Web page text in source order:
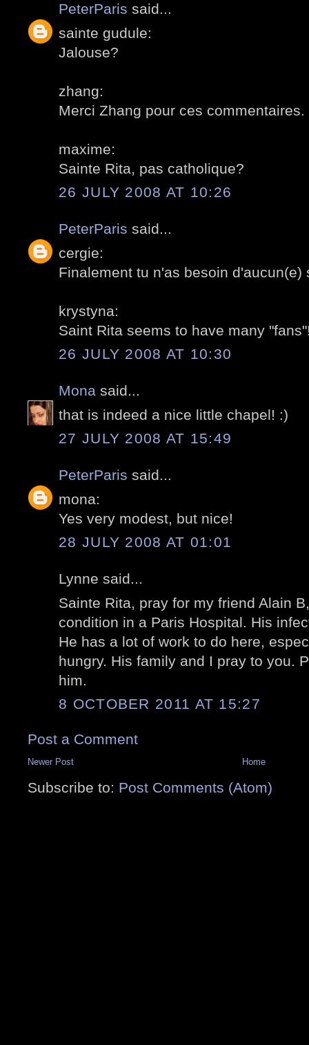
PeterParis said...
sainte gudule:
Jalouse?
zhang:
Merci Zhang pour ces
maxime:
Sainte Rita, pas catholique?
26 JULY 2008 AT 10:26
PeterParis said...
cergie:
Finalement tu n'as besoin d'aucun(e)
krystyna:
Saint Rita seems to have many
26 JULY 2008 AT 10:30
Mona said...
that is indeed a nice little chapel! :)
27 JULY 2008 AT 15:49
PeterParis said...
mona:
Yes very modest, but nice!
28 JULY 2008 AT 01:01
Lynne said...
Sainte Rita, pray for my friend Alain
condition in a Paris Hospital. His
He has a lot of work to do here,
hungry. His family and I pray to you.
him.
8 OCTOBER 2011 AT 15:27
Post a Comment
Newer Post Home
Subscribe to: Post Comments (Atom)